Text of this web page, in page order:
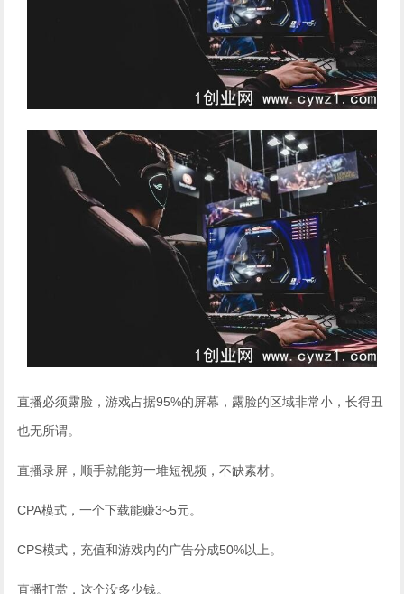
直播必须露脸，游戏占据95%的屏幕，露脸的区域非常小，长得丑
也无所谓。
直播录屏，顺手就能剪一堆短视频，不缺素材。
CPA模式，一个下载能赚3~5元。
CPS模式，充值和游戏内的广告分成50%以上。
直播打赏，这个没多少钱。